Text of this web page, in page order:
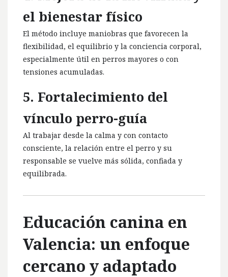
el bienestar físico
El método incluye maniobras que favorecen la
flexibilidad, el equilibrio y la conciencia corporal,
especialmente útil en perros mayores o con
tensiones acumuladas.
5. Fortalecimiento del
vínculo perro-guía
Al trabajar desde la calma y con contacto
consciente, la relación entre el perro y su
responsable se vuelve más sólida, confiada y
equilibrada.
Educación canina en
Valencia: un enfoque
cercano y adaptado